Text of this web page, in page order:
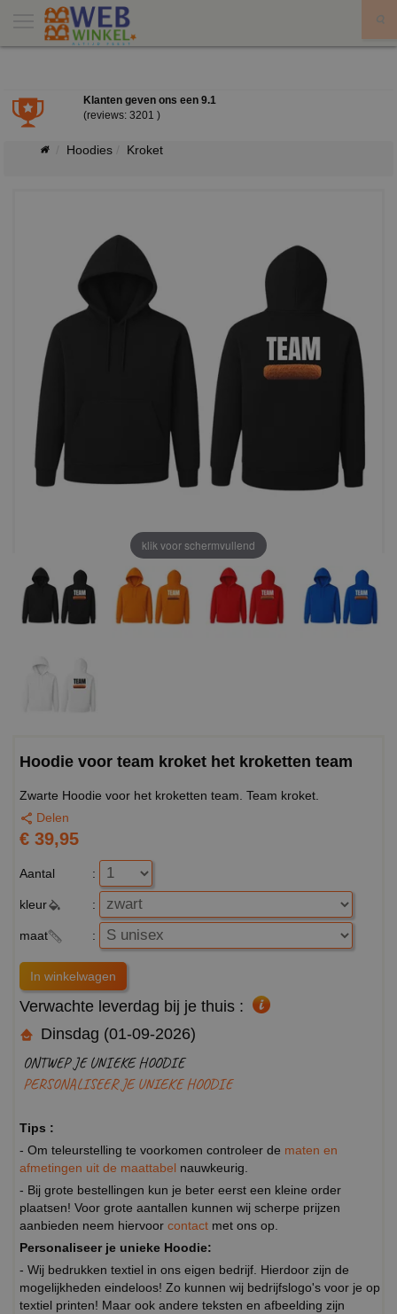
Klanten geven ons een 9.1
(reviews: 3201 )
Hoodies Kroket
klik voor schermvullend
Hoodie voor team kroket het kroketten team
Zwarte Hoodie voor het kroketten team. Team kroket.
Delen
€ 39,95
Aantal :
kleur :
maat :
Verwachte leverdag bij je thuis :
Dinsdag (01-09-2026)
ONTWEP JE UNIEKE HOODIE
PERSONALISEER JE UNIEKE HOODIE
Tips :
- Om teleurstelling te voorkomen controleer de maten en
afmetingen uit de maattabel nauwkeurig.
- Bij grote bestellingen kun je beter eerst een kleine order
plaatsen! Voor grote aantallen kunnen wij scherpe prijzen
aanbieden neem hiervoor contact met ons op.
Personaliseer je unieke Hoodie:
- Wij bedrukken textiel in ons eigen bedrijf. Hierdoor zijn de
mogelijkheden eindeloos! Zo kunnen wij bedrijfslogo's voor je op
textiel printen! Maar ook andere teksten en afbeelding zijn